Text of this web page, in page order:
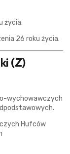
życia.
26 roku życia.
(Z)
wychowawczych
Hufców